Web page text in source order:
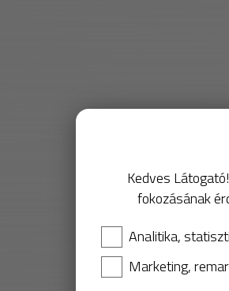
Kedves
fokozásának
Analitika,
Marketing,